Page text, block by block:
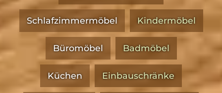
Schlafzimmermöbel Kindermöbel
Büromöbel Badmöbel
Küchen Einbauschränke